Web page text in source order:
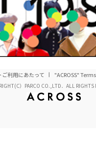
ご利用にあたって "ACROSS"
）PARCO CO.,LTD．ALL RIGHTS